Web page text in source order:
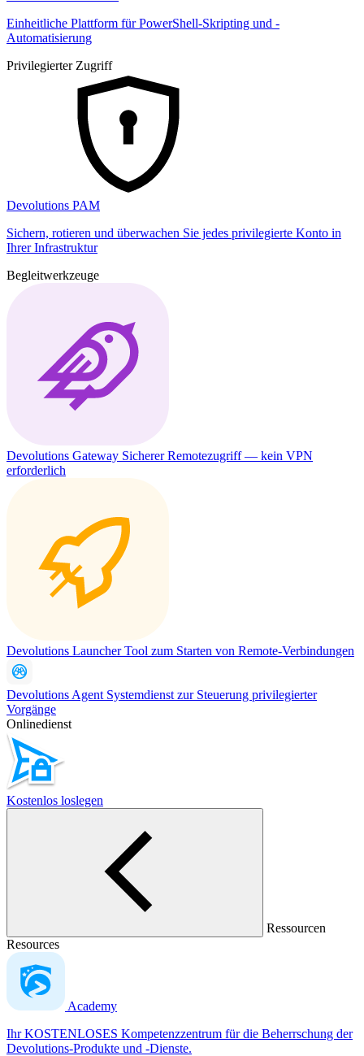
Einheitliche Plattform für PowerShell-Skripting und -
Automatisierung
Privilegierter Zugriff
Devolutions PAM
Sichern, rotieren und überwachen Sie jedes privilegierte Konto in
Ihrer Infrastruktur
Begleitwerkzeuge
Devolutions Gateway Sicherer Remotezugriff — kein VPN
erforderlich
Devolutions Launcher Tool zum Starten von Remote-Verbindungen
Devolutions Agent Systemdienst zur Steuerung privilegierter
Vorgänge
Onlinedienst
Kostenlos loslegen
Ressourcen
Resources
Academy
Ihr KOSTENLOSES Kompetenzzentrum für die Beherrschung der
Devolutions-Produkte und -Dienste.